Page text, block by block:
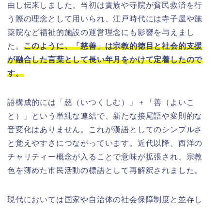
由し伝来しました。当初は貴族や寺院が貧民救済を行
う際の理念として用いられ、江戸時代には寺子屋や施
薬院など福祉的施設の運営理念にも影響を与えまし
た。 このように、「慈善」は宗教的徳目と社会的支援
が融合した言葉として長い年月をかけて定着したので
す。
語構成的には「慈（いつくしむ）」＋「善（よいこ
と）」という単純な連結で、新たな接尾語や変則的な
音変化はありません。これが漢語としてのシンプルさ
と覚えやすさにつながっています。近代以降、西洋の
チャリティー概念が入ることで意味が拡張され、宗教
色を薄めた市民活動の標語として再解釈されました。
現代においては国家や自治体の社会保障制度と並存し